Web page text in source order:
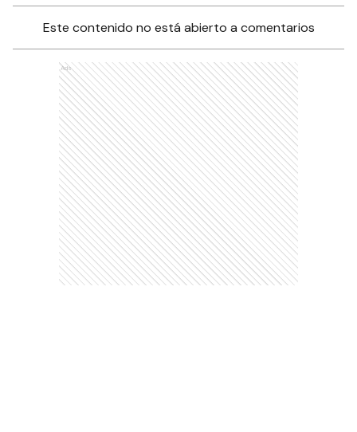
Este contenido no está abierto a comentarios
Ads